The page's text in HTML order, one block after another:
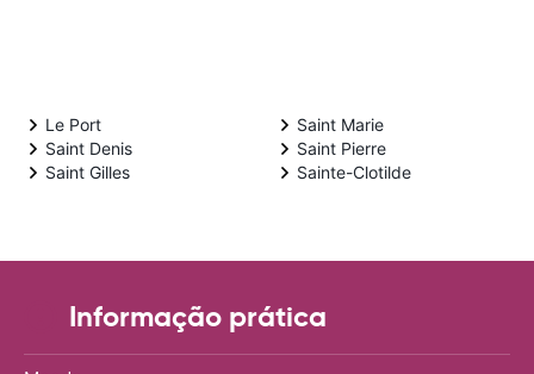
Le Port
Saint Denis
Saint Gilles
Saint Marie
Saint Pierre
Sainte-Clotilde
Informação prática